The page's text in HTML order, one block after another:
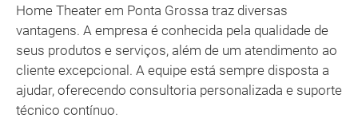
Home Theater em Ponta Grossa traz diversas
vantagens. A empresa é conhecida pela qualidade de
seus produtos e serviços, além de um atendimento ao
cliente excepcional. A equipe está sempre disposta a
ajudar, oferecendo consultoria personalizada e suporte
técnico contínuo.